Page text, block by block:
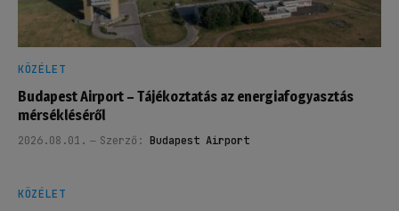
KÖZÉLET
Budapest Airport – Tájékoztatás az energiafogyasztás
mérsékléséről
2026.08.01. Szerző: Budapest Airport
KÖZÉLET